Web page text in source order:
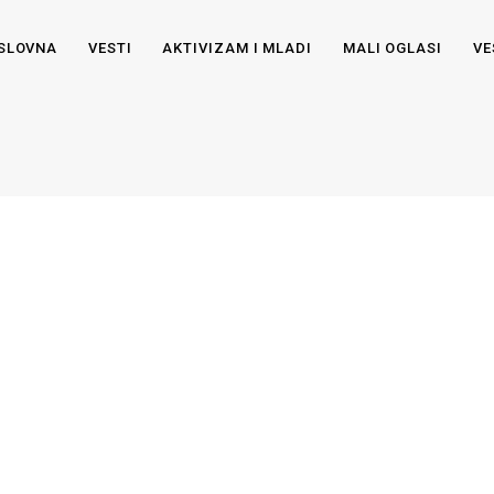
VESTI AKTIVIZAM I MLADI MALI OGLASI